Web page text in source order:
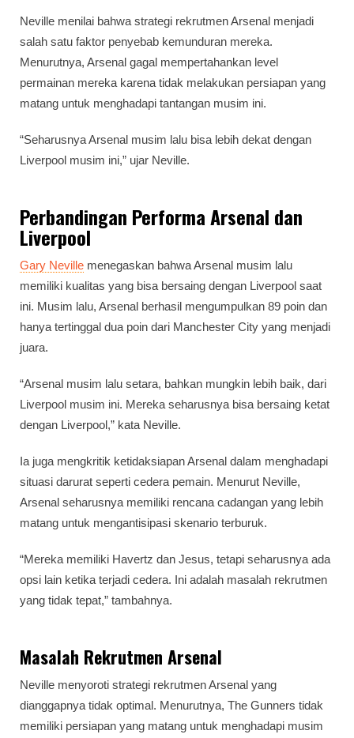
Neville menilai bahwa strategi rekrutmen Arsenal menjadi
salah satu faktor penyebab kemunduran mereka.
Menurutnya, Arsenal gagal mempertahankan level
permainan mereka karena tidak melakukan persiapan yang
matang untuk menghadapi tantangan musim ini.
“Seharusnya Arsenal musim lalu bisa lebih dekat dengan
Liverpool musim ini,” ujar Neville.
Perbandingan Performa Arsenal dan
Liverpool
Gary Neville menegaskan bahwa Arsenal musim lalu
memiliki kualitas yang bisa bersaing dengan Liverpool saat
ini. Musim lalu, Arsenal berhasil mengumpulkan 89 poin dan
hanya tertinggal dua poin dari Manchester City yang menjadi
juara.
“Arsenal musim lalu setara, bahkan mungkin lebih baik, dari
Liverpool musim ini. Mereka seharusnya bisa bersaing ketat
dengan Liverpool,” kata Neville.
Ia juga mengkritik ketidaksiapan Arsenal dalam menghadapi
situasi darurat seperti cedera pemain. Menurut Neville,
Arsenal seharusnya memiliki rencana cadangan yang lebih
matang untuk mengantisipasi skenario terburuk.
“Mereka memiliki Havertz dan Jesus, tetapi seharusnya ada
opsi lain ketika terjadi cedera. Ini adalah masalah rekrutmen
yang tidak tepat,” tambahnya.
Masalah Rekrutmen Arsenal
Neville menyoroti strategi rekrutmen Arsenal yang
dianggapnya tidak optimal. Menurutnya, The Gunners tidak
memiliki persiapan yang matang untuk menghadapi musim